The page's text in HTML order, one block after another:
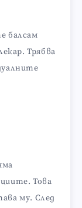
балсам
Трябва
Това
му. След